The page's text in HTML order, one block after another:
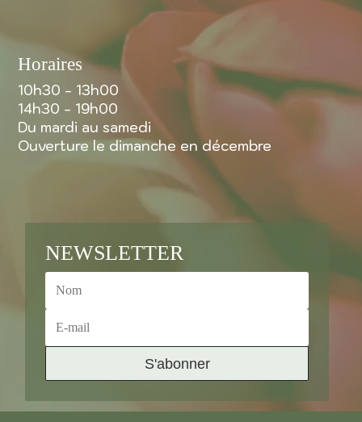
Horaires
10h30 - 13h00
14h30 - 19h00
Du mardi au samedi
Ouverture le dimanche en décembre
NEWSLETTER
S'abonner